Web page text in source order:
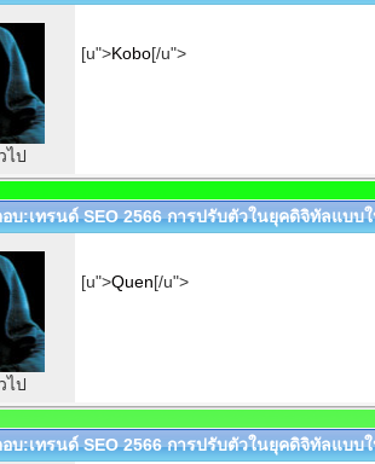
ไป
[u">Kobo[/u">
บ:เทรนด์ SEO 2566 การปรับตัวในยุคดิจิทัลแบบ
ไป
[u">Quen[/u">
บ:เทรนด์ SEO 2566 การปรับตัวในยุคดิจิทัลแบบ